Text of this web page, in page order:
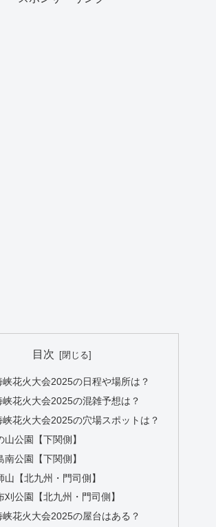
目次
峡花火大会2025の日程や場所は？
峡花火大会2025の混雑予想は？
峡花火大会2025の穴場スポットは？
山公園【下関側】
南公園【下関側】
山【北九州・門司側】
刈公園【北九州・門司側】
峡花火大会2025の屋台はある？